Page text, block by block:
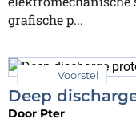
grafische p...
Voorstel
Deep
Door Pter